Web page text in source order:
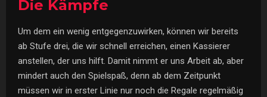
Die Kämpfe
Um dem ein wenig entgegenzuwirken, können wir bereits
ab Stufe drei, die wir schnell erreichen, einen Kassierer
anstellen, der uns hilft. Damit nimmt er uns Arbeit ab, aber
mindert auch den Spielspaß, denn ab dem Zeitpunkt
müssen wir in erster Linie nur noch die Regale regelmäßig